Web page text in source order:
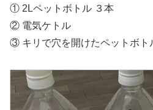
① 2Lペットボトル ３本
② 電気ケトル
③ キリで穴を開けたペットボト